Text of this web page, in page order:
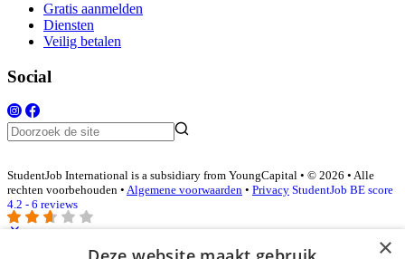
Gratis aanmelden
Diensten
Veilig betalen
Social
StudentJob International is a subsidiary from YoungCapital • © 2026 • Alle
rechten voorbehouden • Algemene voorwaarden • Privacy StudentJob BE score
4.2 - 6 reviews
×